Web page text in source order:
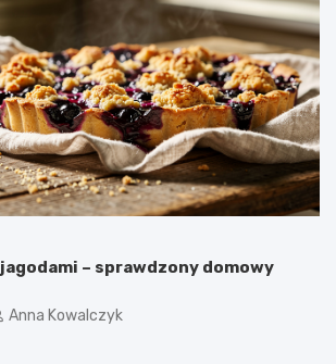
– sprawdzony domowy
Anna Kowalczyk